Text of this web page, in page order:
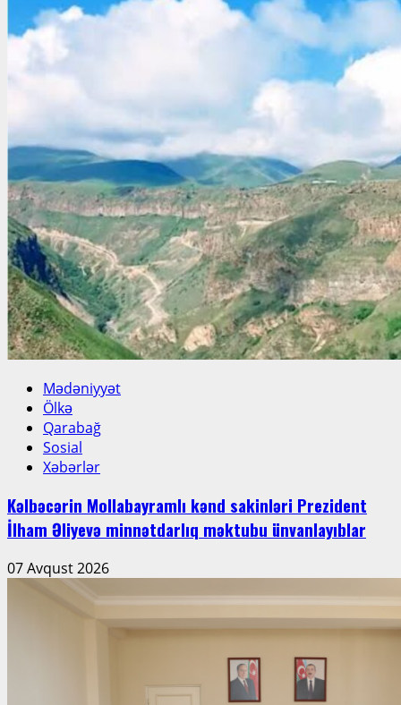
Mədəniyyət
Ölkə
Qarabağ
Sosial
Xəbərlər
Kəlbəcərin Mollabayramlı kənd sakinləri Prezident
İlham Əliyevə minnətdarlıq məktubu ünvanlayıblar
07 Avqust 2026